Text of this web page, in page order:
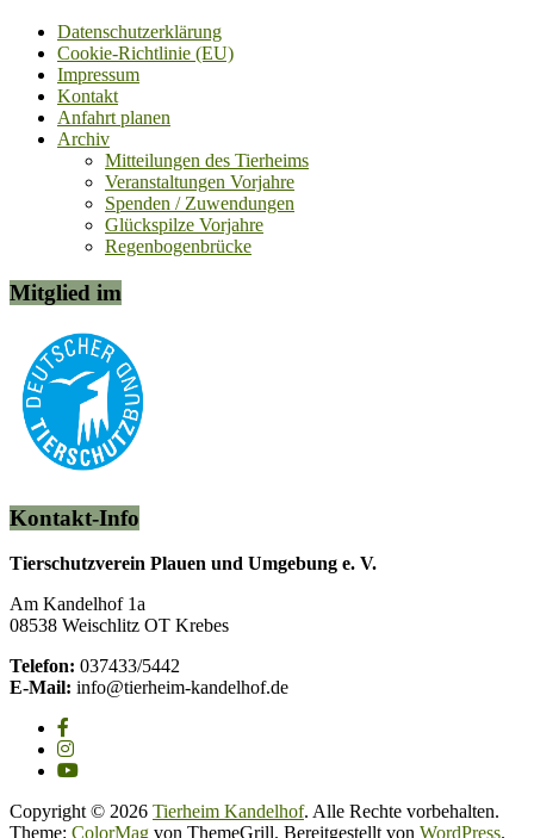
Datenschutzerklärung
Cookie-Richtlinie (EU)
Impressum
Kontakt
Anfahrt planen
Archiv
Mitteilungen des Tierheims
Veranstaltungen Vorjahre
Spenden / Zuwendungen
Glückspilze Vorjahre
Regenbogenbrücke
Mitglied im
Kontakt-Info
Tierschutzverein Plauen und Umgebung e. V.
Am Kandelhof 1a
08538 Weischlitz OT Krebes
Telefon: 037433/5442
E-Mail: info@tierheim-kandelhof.de
Copyright © 2026 Tierheim Kandelhof. Alle Rechte vorbehalten.
Theme: ColorMag von ThemeGrill. Bereitgestellt von WordPress.